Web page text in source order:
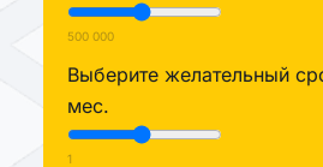
500 000
Выберите желательный
мес.
1